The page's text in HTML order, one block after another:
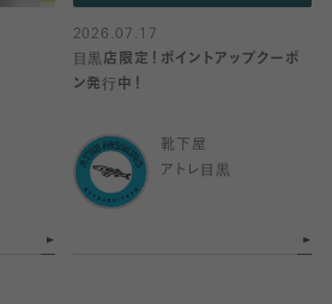
2026.07.17
目黒店限定！ポイントアップクーポ
ン発行中！
靴下屋
アトレ目黒